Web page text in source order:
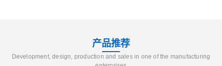
产品推荐
Development, design, production and sales in one of the manufacturing